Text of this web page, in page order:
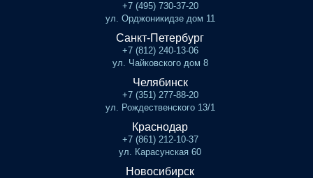
+7 (495) 730-37-20
ул. Орджоникидзе дом 11
Санкт-Петербург
+7 (812) 240-13-06
ул. Чайковского дом 8
Челябинск
+7 (351) 277-88-20
ул. Рождественского 13/1
Краснодар
+7 (861) 212-10-37
ул. Карасунская 60
Новосибирск